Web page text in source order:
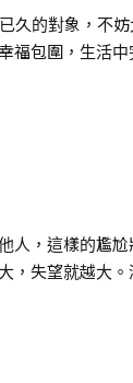
久的對象，不
福包圍，生活
人，這樣的尷
，失望就越大。